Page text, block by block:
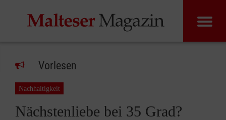
Vorlesen
Nachhaltigkeit
Nächstenliebe bei 35 Grad?